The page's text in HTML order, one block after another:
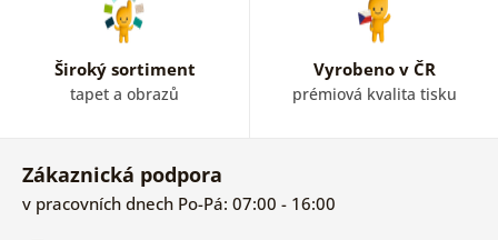
Široký sortiment
tapet a obrazů
Vyrobeno v ČR
prémiová kvalita tisku
Zákaznická podpora
v pracovních dnech Po-Pá: 07:00 - 16:00